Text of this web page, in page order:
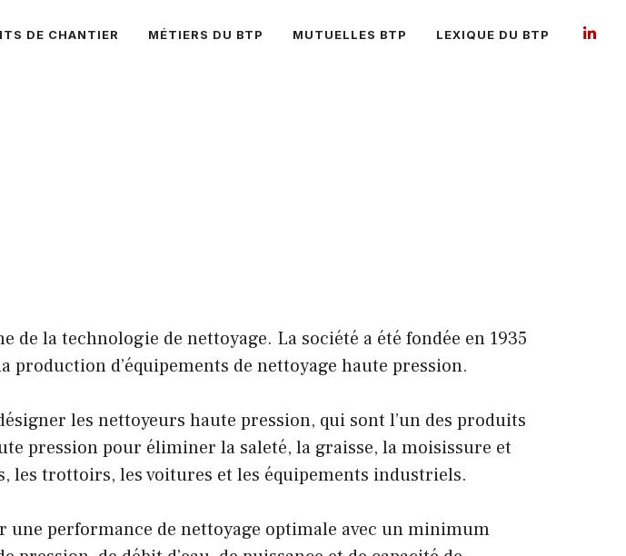
DE CHANTIER MÉTIERS DU BTP MUTUELLES BTP LEXIQUE DU BTP
la technologie de nettoyage. La société a été fondée en 1935
d’équipements de nettoyage haute pression.
les nettoyeurs haute pression, qui sont l’un des produits
pression pour éliminer la saleté, la graisse, la moisissure et
les trottoirs, les voitures et les équipements industriels.
performance de nettoyage optimale avec un minimum